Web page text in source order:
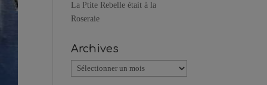
La Ptite Rebelle était à la
Roseraie
Archives
Archives